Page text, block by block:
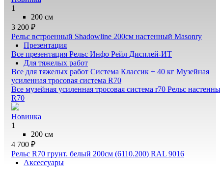
1
200 см
3 200 ₽
Рельс встроенный Shadowline 200см настенный Masonry
Презентация
Все презентация Рельс Инфо Рейл Дисплей-ИТ
Для тяжелых работ
Все для тяжелых работ Система Классик + 40 кг Музейная
усиленная тросовая система R70
Все музейная усиленная тросовая система r70 Рельс
R70
Новинка
1
200 см
4 700 ₽
Рельс R70 грунт. белый 200см (6110.200) RAL 9016
Аксессуары